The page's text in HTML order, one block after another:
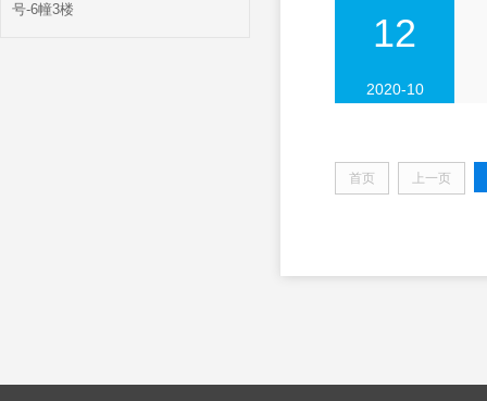
号-6幢3楼
12
2020-10
首页 上一页